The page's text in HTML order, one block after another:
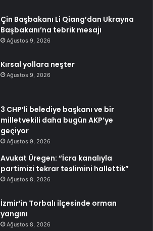
Çin Başbakanı Li Qiang’dan Ukrayna
Başbakanı’na tebrik mesajı
Ağustos 9, 2026
Kırsal yollara neşter
Ağustos 9, 2026
3 CHP’li belediye başkanı ve bir
milletvekili daha bugün AKP’ye
geçiyor
Ağustos 9, 2026
Avukat Üregen: “İcra kanalıyla
partimizi tekrar teslimini hallettik”
Ağustos 8, 2026
İzmir’in Torbalı ilçesinde orman
yangını
Ağustos 8, 2026